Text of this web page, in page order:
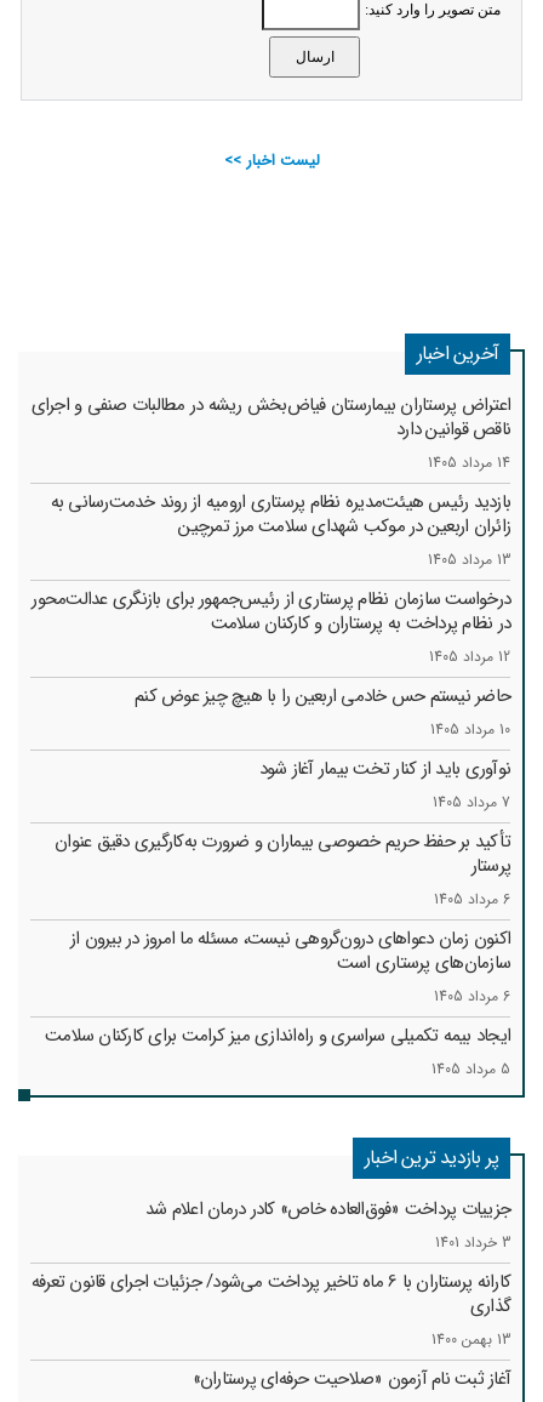
متن تصویر را وارد کنید:
لیست اخبار >>
آخرین اخبار
اعتراض پرستاران بیمارستان فیاض‌بخش ریشه در مطالبات صنفی و اجرای
ناقص قوانین دارد
14 مرداد 1405
بازدید رئیس هیئت‌مدیره نظام پرستاری ارومیه از روند خدمت‌رسانی به
زائران اربعین در موکب شهدای سلامت مرز تمرچین
13 مرداد 1405
درخواست سازمان نظام پرستاری از رئیس‌جمهور برای بازنگری عدالت‌محور
در نظام پرداخت به پرستاران و کارکنان سلامت
12 مرداد 1405
حاضر نیستم حس خادمی اربعین را با هیچ چیز عوض کنم
10 مرداد 1405
نوآوری باید از کنار تخت بیمار آغاز شود
7 مرداد 1405
تأکید بر حفظ حریم خصوصی بیماران و ضرورت به‌کارگیری دقیق عنوان
پرستار
6 مرداد 1405
اکنون زمان دعواهای درون‌گروهی نیست، مسئله ما امروز در بیرون از
سازمان‌های پرستاری است
6 مرداد 1405
ایجاد بیمه تکمیلی سراسری و راه‌اندازی میز کرامت برای کارکنان سلامت
5 مرداد 1405
پر بازدید ترین اخبار
جزییات پرداخت «فوق‌العاده خاص» کادر درمان اعلام شد
3 خرداد 1401
کارانه‌ پرستاران با 6 ماه تاخیر پرداخت می‌شود/ جزئیات اجرای قانون تعرفه
گذاری
13 بهمن 1400
آغاز ثبت نام آزمون «صلاحیت حرفه‌ای پرستاران»